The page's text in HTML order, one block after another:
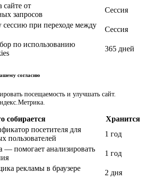
от
запросов
Сессия
при переходе между
Сессия
по использованию
365 дней
согласию
посещаемость и улучшать сайт.
собирается
Хранится
посетителя для
пользователей
1 год
— помогает анализировать
1 год
рекламы в браузере
2 дня